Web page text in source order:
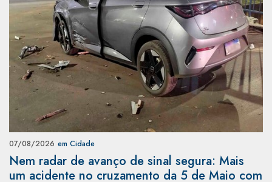
07/08/2026 em Cidade
Nem radar de avanço de sinal segura: Mais
um acidente no cruzamento da 5 de Maio com